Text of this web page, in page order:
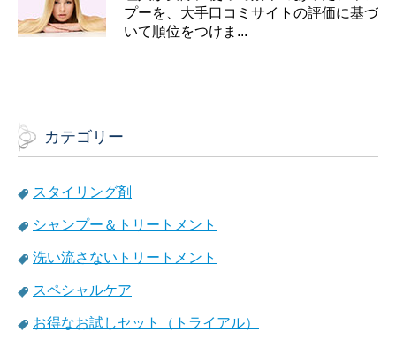
プーを、大手口コミサイトの評価に基づ
いて順位をつけま...
カテゴリー
スタイリング剤
シャンプー＆トリートメント
洗い流さないトリートメント
スペシャルケア
お得なお試しセット（トライアル）